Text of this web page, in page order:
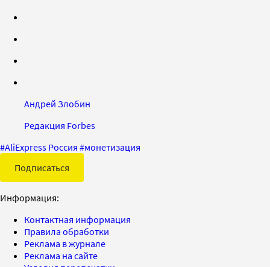
Андрей Злобин
Редакция Forbes
#AliExpress Россия #монетизация
Подписаться
Информация:
Контактная информация
Правила обработки
Реклама в журнале
Реклама на сайте